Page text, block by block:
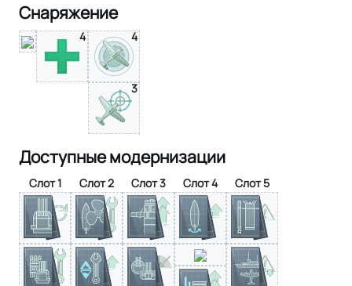
Снаряжение
4 4
3
Доступные модернизации
Слот 1 Слот 2 Слот 3 Слот 4 Слот 5